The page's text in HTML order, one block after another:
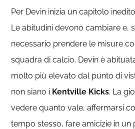
Per Devin inizia un capitolo
Le abitudini devono cambiare e,
necessario prendere le misure
squadra di calcio. Devin è
molto più elevato dal punto di
non siano i Kentville Kicks. La
vedere quanto vale, affermarsi
tempo stesso, fare amicizie in un